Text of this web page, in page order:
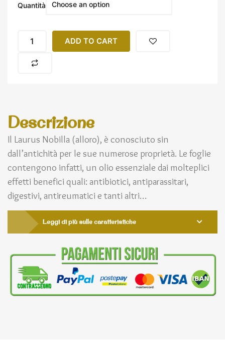
Quantità
ADD TO CART
Descrizione
Il Laurus Nobilla (alloro), è conosciuto sin
dall’antichità per le sue numerose proprietà. Le foglie
contengono infatti, un olio essenziale dai molteplici
effetti benefici quali: antibiotici, antiparassitari,
digestivi, antireumatici e tanti altri…
Leggi di più sulle caratteristiche